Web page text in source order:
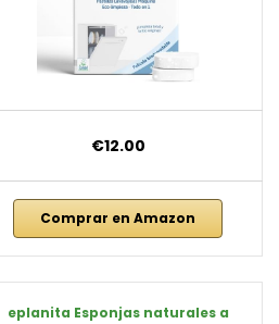
€12.00
Comprar en Amazon
eplanita Esponjas naturales a